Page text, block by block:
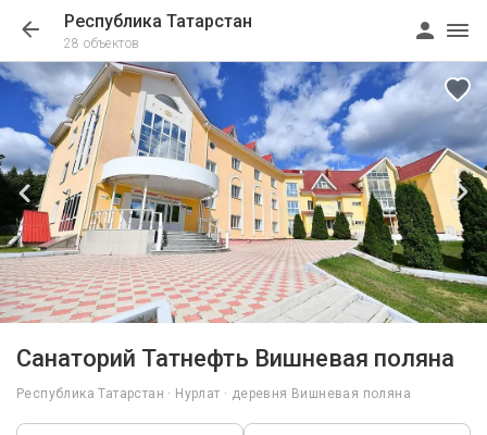
Республика Татарстан
28 объектов
Санаторий Татнефть Вишневая поляна
Республика Татарстан · Нурлат · деревня Вишневая поляна